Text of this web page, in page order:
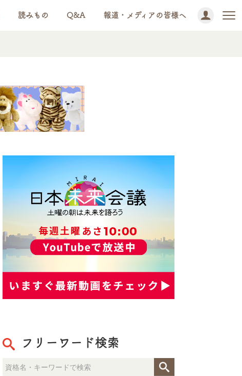
読みもの Q&A 報道・メディアの皆様へ
フリーワード検索